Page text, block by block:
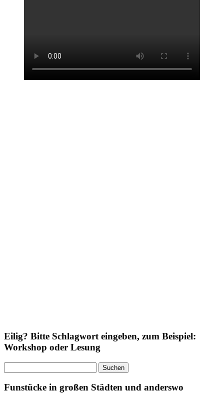
Eilig? Bitte Schlagwort eingeben, zum Beispiel:
Workshop oder Lesung
nach:
Funstücke in großen Städten und anderswo